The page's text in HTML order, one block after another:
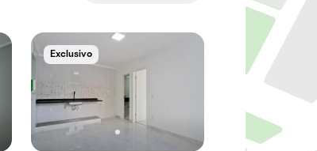
Exclusivo